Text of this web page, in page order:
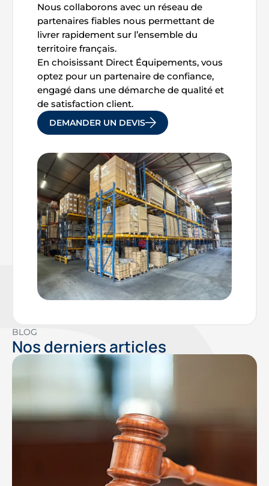
Nous collaborons avec un réseau de
partenaires fiables nous permettant de
livrer rapidement sur l’ensemble du
territoire français.
En choisissant Direct Équipements, vous
optez pour un partenaire de confiance,
engagé dans une démarche de qualité et
de satisfaction client.
DEMANDER UN DEVIS
BLOG
Nos derniers articles